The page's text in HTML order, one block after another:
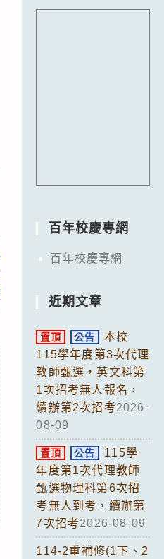
百年校慶專網
百年校慶專網
近期文章
置頂 公告
本校
115學年度第3次代理
教師甄選，英文科第
1次招考無人報名，
續辦第2次招考2026-
08-09
置頂 公告
115學
年度第1次代理教師
甄選物理科第6次招
考無人到考，續辦第
7次招考2026-08-09
114-2重補修(1下、2